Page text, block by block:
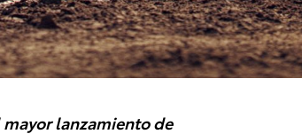
mayor lanzamiento de